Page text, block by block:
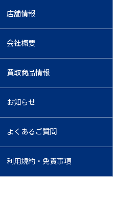
店舗情報
会社概要
買取商品情報
お知らせ
よくあるご質問
利用規約・免責事項